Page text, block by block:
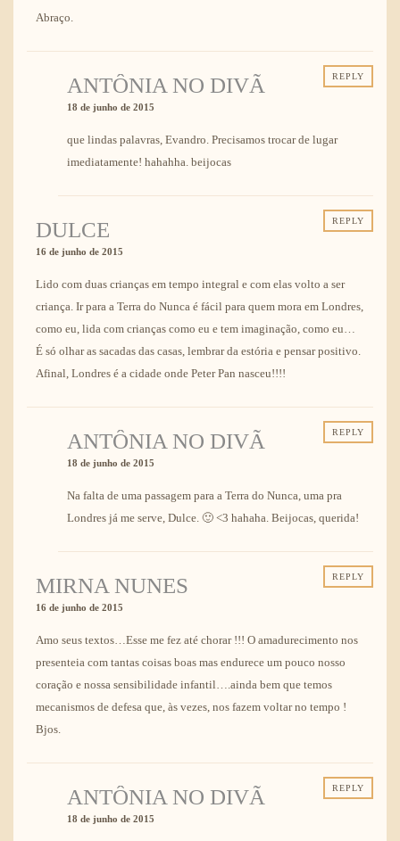
Abraço.
REPLY
ANTÔNIA NO DIVÃ
18 de junho de 2015
que lindas palavras, Evandro. Precisamos trocar de lugar
imediatamente! hahahha. beijocas
REPLY
DULCE
16 de junho de 2015
Lido com duas crianças em tempo integral e com elas volto a ser
criança. Ir para a Terra do Nunca é fácil para quem mora em Londres,
como eu, lida com crianças como eu e tem imaginação, como eu…
É só olhar as sacadas das casas, lembrar da estória e pensar positivo.
Afinal, Londres é a cidade onde Peter Pan nasceu!!!!
REPLY
ANTÔNIA NO DIVÃ
18 de junho de 2015
Na falta de uma passagem para a Terra do Nunca, uma pra
Londres já me serve, Dulce. 🙂 <3 hahaha. Beijocas, querida!
REPLY
MIRNA NUNES
16 de junho de 2015
Amo seus textos…Esse me fez até chorar !!! O amadurecimento nos
presenteia com tantas coisas boas mas endurece um pouco nosso
coração e nossa sensibilidade infantil….ainda bem que temos
mecanismos de defesa que, às vezes, nos fazem voltar no tempo !
Bjos.
REPLY
ANTÔNIA NO DIVÃ
18 de junho de 2015